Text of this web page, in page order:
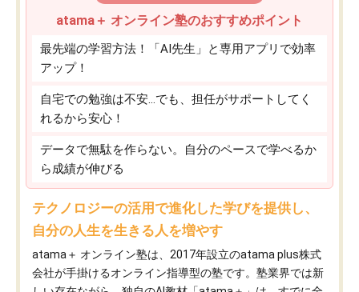
atama＋ オンライン塾のおすすめポイント
最先端の学習方法！「AI先生」と専用アプリで効率
アップ！
自宅での勉強は不安…でも、担任がサポートしてく
れるから安心！
データで無駄を作らない。自分のペースで学べるか
ら成績が伸びる
テクノロジーの活用で進化した学びを提供し、
自分の人生を生きる人を増やす
atama＋ オンライン塾は、2017年設立のatama plus株式
会社が手掛けるオンライン指導型の塾です。塾業界では新